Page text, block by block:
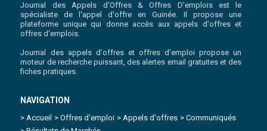
Journal des Appels d'Offres & Offres D'emplois est le
spécialiste de l'appel d'offre en Guinée. Il propose une
plateforme unique qui donne accès aux appels d'offres et
offres d'emplois.
Journal des appels d'offres et offres d'emploi propose un
moteur de recherche puissant, des alertes email gratuites et des
fiches pratiques.
NAVIGATION
> Accueil > Offres d'emploi > Appels d'offres > Communiqués